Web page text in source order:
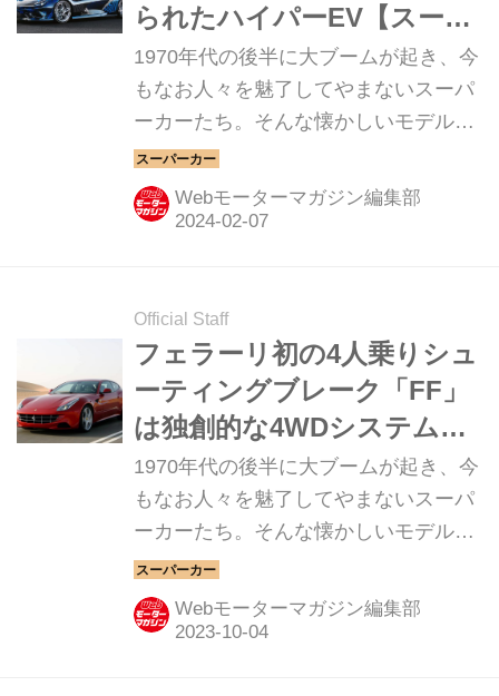
られたハイパーEV【スーパ
ーカークロニクル／112】
1970年代の後半に大ブームが起き、今
もなお人々を魅了してやまないスーパ
ーカーたち。そんな懐かしいモデルか
ら現代のハイパースポーツまでを紹介
していく、スーパーカークロニクル。
今回は、ピニンファリーナ バッティス
Webモーターマガジン編集部
Official Staff
フェラーリ初の4人乗りシュ
ーティングブレーク「FF」
は独創的な4WDシステムを
採用していた【スーパーカ
ークロニクル／076】
1970年代の後半に大ブームが起き、今
もなお人々を魅了してやまないスーパ
ーカーたち。そんな懐かしいモデルか
ら現代のハイパースポーツまでを紹介
していく、スーパーカークロニクル。
今回は、フェラーリ FFだ。
Webモーターマガジン編集部